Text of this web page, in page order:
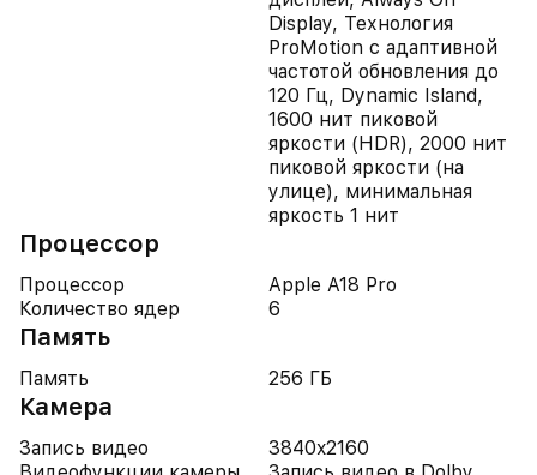
Display, Технология
ProMotion с адаптивной
частотой обновления до
120 Гц, Dynamic Island,
1600 нит пиковой
яркости (HDR), 2000 нит
пиковой яркости (на
улице), минимальная
яркость 1 нит
Процессор
Процессор
Apple A18 Pro
Количество ядер
6
Память
Память 256 ГБ
Камера
Запись видео
3840x2160